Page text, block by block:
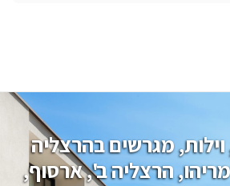
חיפוש בתים, וילות, מגרשים בהרצליה
פיתוח, כפר שמריהו, הרצליה ב', ארסוף,